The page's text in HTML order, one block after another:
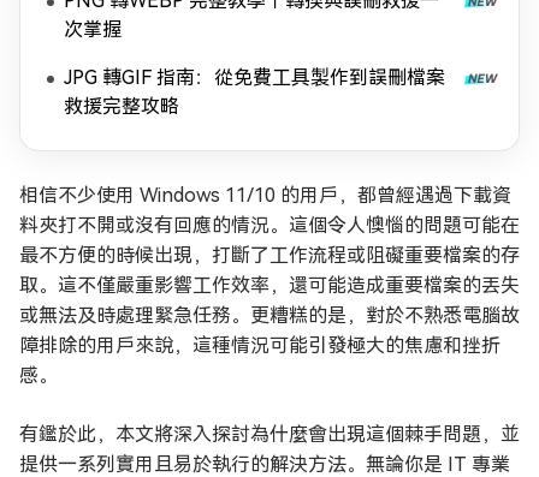
次掌握
JPG 轉GIF 指南：從免費工具製作到誤刪檔案
救援完整攻略
相信不少使用 Windows 11/10 的用戶，都曾經遇過下載資
料夾打不開或沒有回應的情況。這個令人懊惱的問題可能在
最不方便的時候出現，打斷了工作流程或阻礙重要檔案的存
取。這不僅嚴重影響工作效率，還可能造成重要檔案的丟失
或無法及時處理緊急任務。更糟糕的是，對於不熟悉電腦故
障排除的用戶來說，這種情況可能引發極大的焦慮和挫折
感。
有鑑於此，本文將深入探討為什麼會出現這個棘手問題，並
提供一系列實用且易於執行的解決方法。無論你是 IT 專業